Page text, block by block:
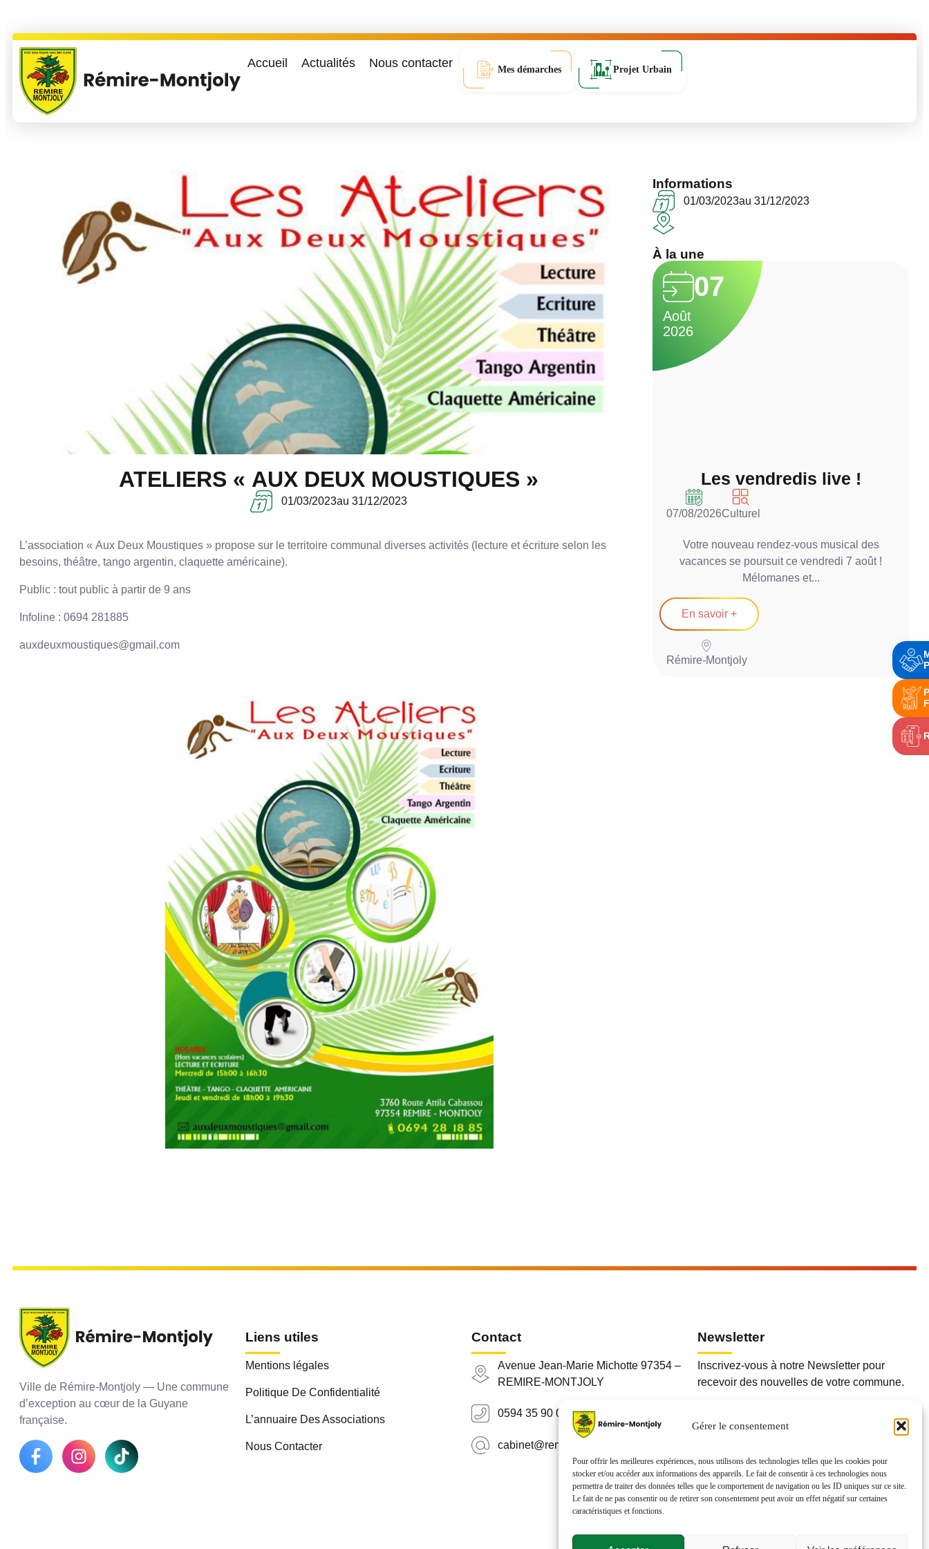
Gérer le consentement
Pour offrir les meilleures expériences, nous utilisons des technologies telles que les cookies pour
stocker et/ou accéder aux informations des appareils. Le fait de consentir à ces technologies nous
permettra de traiter des données telles que le comportement de navigation ou les ID uniques sur ce site.
Le fait de ne pas consentir ou de retirer son consentement peut avoir un effet négatif sur certaines
caractéristiques et fonctions.
Accueil Actualités Nous contacter Mes démarches Projet Urbain
ATELIERS « AUX DEUX MOUSTIQUES »
01/03/2023au 31/12/2023
L’association « Aux Deux Moustiques » propose sur le territoire communal diverses activités (lecture et écriture selon les
besoins, théâtre, tango argentin, claquette américaine).
Public : tout public à partir de 9 ans
Infoline : 0694 281885
auxdeuxmoustiques@gmail.com
Informations
01/03/2023au 31/12/2023
À la une
07
Août
2026
Les vendredis live !
07/08/2026Culturel
Votre nouveau rendez-vous musical des
vacances se poursuit ce vendredi 7 août !
Mélomanes et...
En savoir +
Rémire-Montjoly
Ville de Rémire-Montjoly — Une commune
d’exception au cœur de la Guyane
française.
Liens utiles
Mentions légales
Politique De Confidentialité
L’annuaire Des Associations
Nous Contacter
Contact
Avenue Jean-Marie Michotte 97354 –
REMIRE-MONTJOLY
0594 35 90 00
cabinet@remiremontjoly.fr
Newsletter
Inscrivez-vous à notre Newsletter pour
recevoir des nouvelles de votre commune.